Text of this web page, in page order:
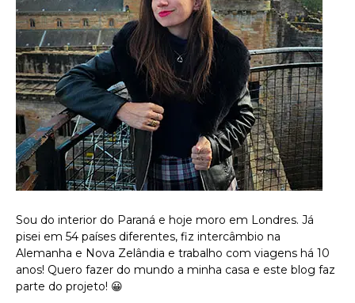
Sou do interior do Paraná e hoje moro em Londres. Já
pisei em 54 países diferentes, fiz intercâmbio na
Alemanha e Nova Zelândia e trabalho com viagens há 10
anos! Quero fazer do mundo a minha casa e este blog faz
parte do projeto! 😀